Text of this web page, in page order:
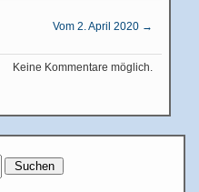
Vom 2. April 2020 →
Keine Kommentare möglich.